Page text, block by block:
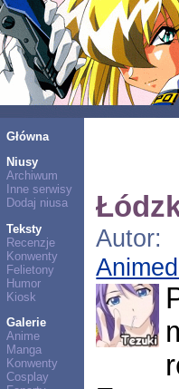
Główna
Niusy
Archiwum
Inne serwisy
Dodaj niusa
Teksty
Recenzje
Konwenty
Felietony
Humor
Kiosk
Galerie
Anime
Manga
Konwenty
Cosplay